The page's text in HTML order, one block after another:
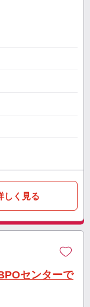
しく見る
センターで